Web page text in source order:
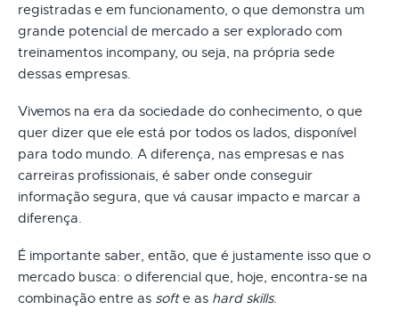
registradas e em funcionamento, o que demonstra um
grande potencial de mercado a ser explorado com
treinamentos incompany, ou seja, na própria sede
dessas empresas.
Vivemos na era da sociedade do conhecimento, o que
quer dizer que ele está por todos os lados, disponível
para todo mundo. A diferença, nas empresas e nas
carreiras profissionais, é saber onde conseguir
informação segura, que vá causar impacto e marcar a
diferença.
É importante saber, então, que é justamente isso que o
mercado busca: o diferencial que, hoje, encontra-se na
combinação entre as softe as hard skills.